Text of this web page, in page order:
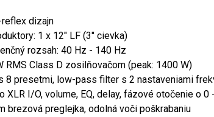
dizajn
1 x 12" LF (3" cievka)
rozsah: 40 Hz - 140 Hz
RMS Class D zosilňovačom (peak: 1400 W)
8 presetmi, low-pass filter s 2 nastaveniami
XLR I/O, volume, EQ, delay, fázové otočenie o 0
brezová preglejka, odolná voči poškrabaniu